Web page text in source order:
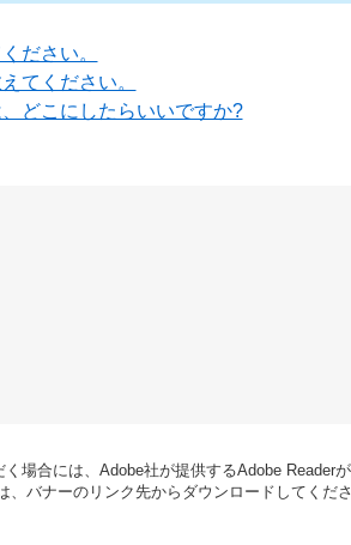
ださい。
てください。
どこにしたらいいですか?
場合には、Adobe社が提供するAdobe Readerが
、バナーのリンク先からダウンロードしてくださ